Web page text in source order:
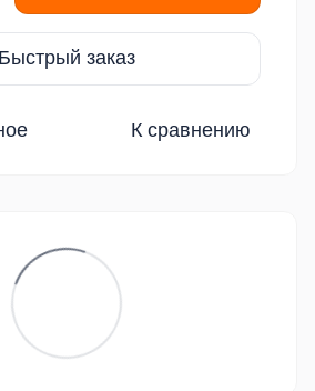
Быстрый заказ
К сравнению